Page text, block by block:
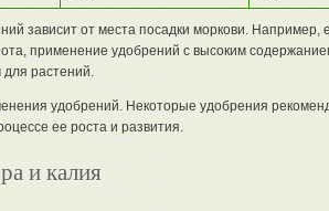
зависит от места посадки моркови. Например,
применение удобрений с высоким
растений.
удобрений. Некоторые удобрения
ее роста и развития.
и калия